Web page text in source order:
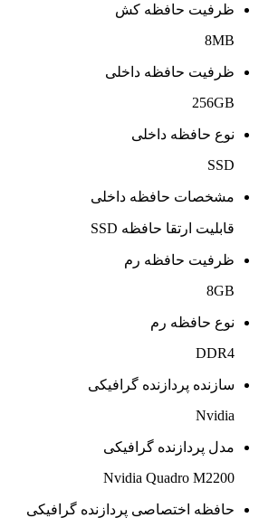
ظرفیت حافظه کش
8MB
ظرفیت حافظه داخلی
256GB
نوع حافظه داخلی
SSD
مشخصات حافظه داخلی
قابلیت ارتقا حافظه SSD
ظرفیت حافظه رم
8GB
نوع حافظه رم
DDR4
سازنده پردازنده گرافیکی
Nvidia
مدل پردازنده گرافیکی
Nvidia Quadro M2200
حافظه اختصاصی پردازنده گرافیکی